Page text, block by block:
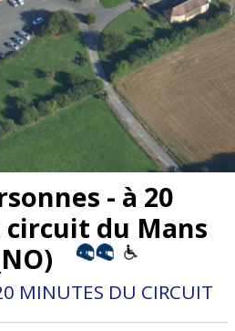
- à 20
du Mans
)
MINUTES DU CIRCUIT